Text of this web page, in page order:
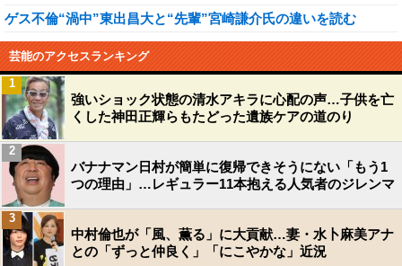
ゲス不倫“渦中”東出昌大と“先輩”宮崎謙介氏の違いを読む
芸能のアクセスランキング
強いショック状態の清水アキラに心配の声…子供を亡
くした神田正輝らもたどった遺族ケアの道のり
1
バナナマン日村が簡単に復帰できそうにない「もう1
つの理由」…レギュラー11本抱える人気者のジレンマ
2
中村倫也が「風、薫る」に大貢献…妻・水卜麻美アナ
との「ずっと仲良く」「にこやかな」近況
3